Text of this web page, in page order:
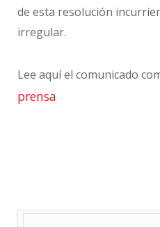
de esta resolución
irregular.
Lee aquí el comunicado
prensa